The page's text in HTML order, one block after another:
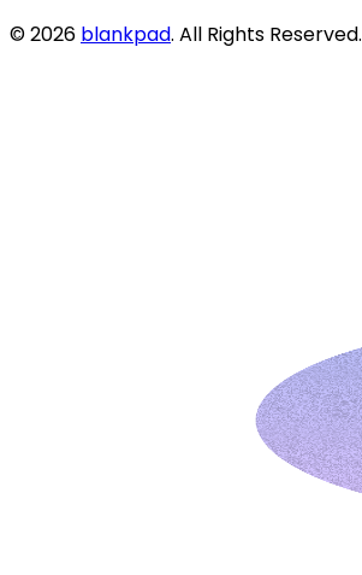
©2026 blankpad. All Rights Reserved.